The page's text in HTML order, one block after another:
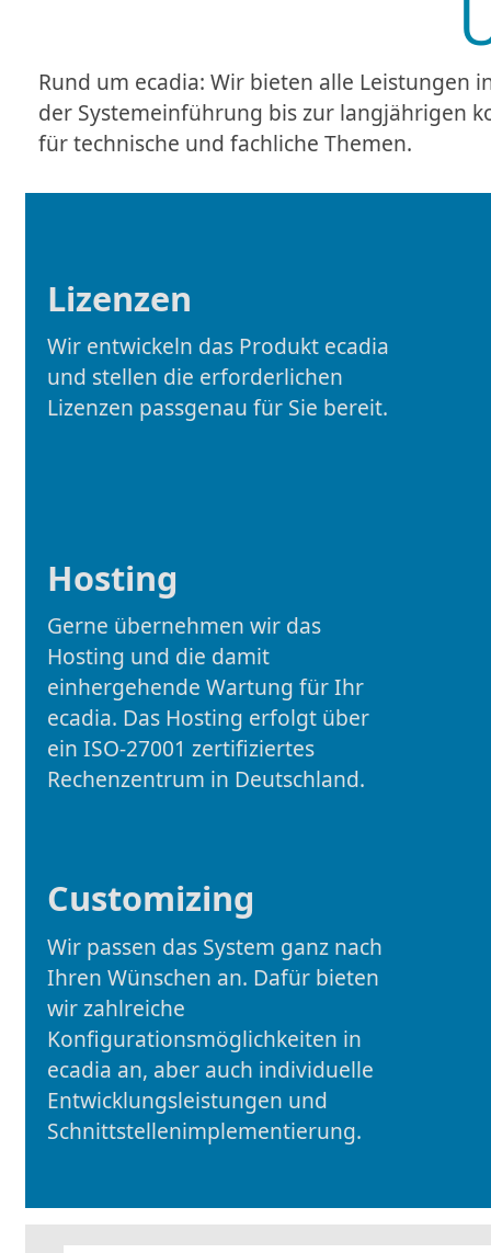
der Systemeinführung bis zur langjährigen
für technische und fachliche Themen.
Lizenzen
Wir entwickeln das Produkt ecadia
und stellen die erforderlichen
Lizenzen passgenau für Sie bereit.
Gerne übernehmen wir das
Hosting und die damit
einhergehende Wartung für Ihr
ecadia. Das Hosting erfolgt über
ein ISO-27001 zertifiziertes
Rechenzentrum in Deutschland.
Customizing
Wir passen das System ganz nach
Ihren Wünschen an. Dafür bieten
wir zahlreiche
Konfigurationsmöglichkeiten in
ecadia an, aber auch individuelle
Entwicklungsleistungen und
Schnittstellenimplementierung.